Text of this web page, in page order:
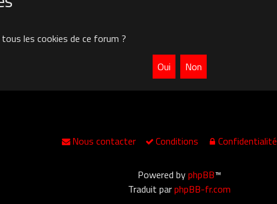
les cookies de ce forum ?
Confidentialité
Conditions
Nous contacter
Powered byphpBB™
Traduit parphpBB-fr.com